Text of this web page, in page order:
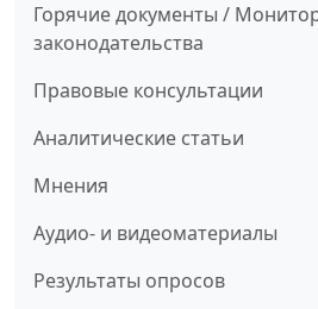
Горячие документы /
законодательства
Правовые консультации
Аналитические статьи
Мнения
Аудио- и видеоматериалы
Результаты опросов